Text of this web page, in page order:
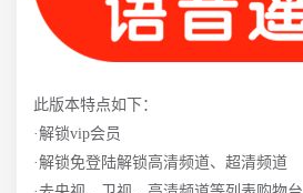
此版本特点如下：
·解锁vip会员
·解锁免登陆解锁高清频道、超清频道